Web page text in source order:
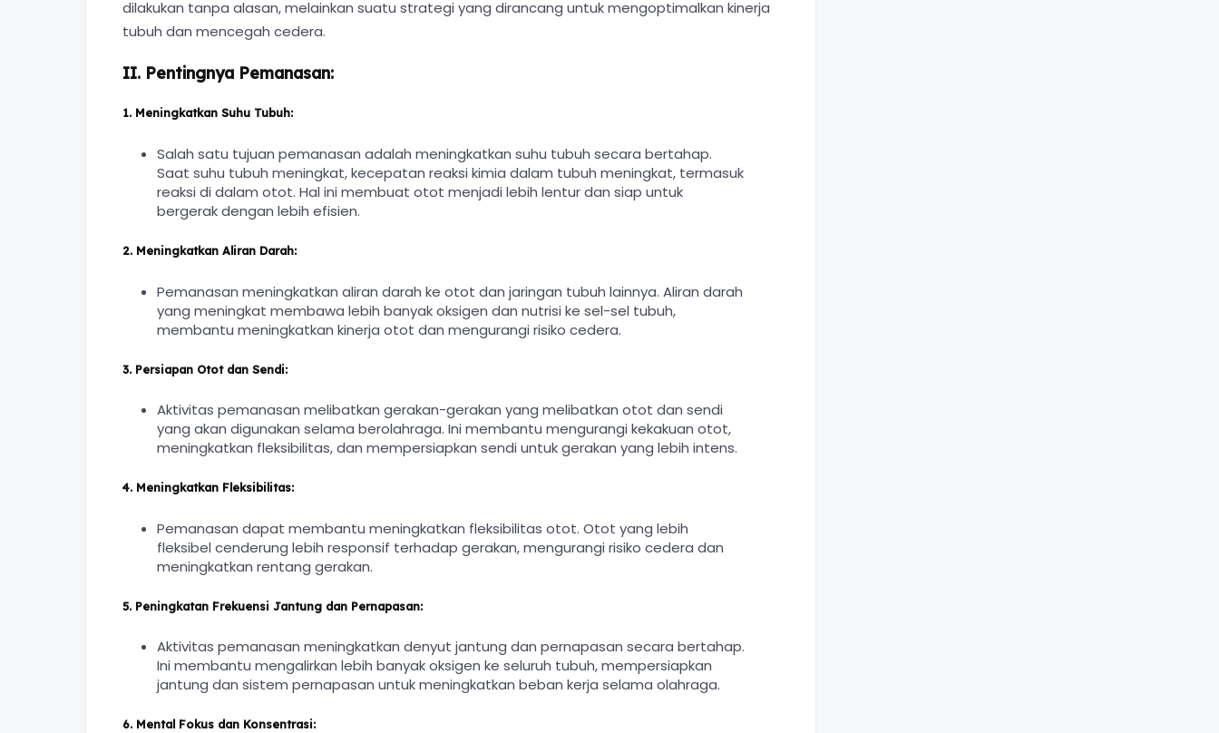
dilakukan tanpa alasan, melainkan suatu strategi yang dirancang untuk mengoptimalkan kinerja
tubuh dan mencegah cedera.
II. Pentingnya Pemanasan:
1. Meningkatkan Suhu Tubuh:
Salah satu tujuan pemanasan adalah meningkatkan suhu tubuh secara bertahap.
Saat suhu tubuh meningkat, kecepatan reaksi kimia dalam tubuh meningkat, termasuk
reaksi di dalam otot. Hal ini membuat otot menjadi lebih lentur dan siap untuk
bergerak dengan lebih efisien.
2. Meningkatkan Aliran Darah:
Pemanasan meningkatkan aliran darah ke otot dan jaringan tubuh lainnya. Aliran darah
yang meningkat membawa lebih banyak oksigen dan nutrisi ke sel-sel tubuh,
membantu meningkatkan kinerja otot dan mengurangi risiko cedera.
3. Persiapan Otot dan Sendi:
Aktivitas pemanasan melibatkan gerakan-gerakan yang melibatkan otot dan sendi
yang akan digunakan selama berolahraga. Ini membantu mengurangi kekakuan otot,
meningkatkan fleksibilitas, dan mempersiapkan sendi untuk gerakan yang lebih intens.
4. Meningkatkan Fleksibilitas:
Pemanasan dapat membantu meningkatkan fleksibilitas otot. Otot yang lebih
fleksibel cenderung lebih responsif terhadap gerakan, mengurangi risiko cedera dan
meningkatkan rentang gerakan.
5. Peningkatan Frekuensi Jantung dan Pernapasan:
Aktivitas pemanasan meningkatkan denyut jantung dan pernapasan secara bertahap.
Ini membantu mengalirkan lebih banyak oksigen ke seluruh tubuh, mempersiapkan
jantung dan sistem pernapasan untuk meningkatkan beban kerja selama olahraga.
6. Mental Fokus dan Konsentrasi: